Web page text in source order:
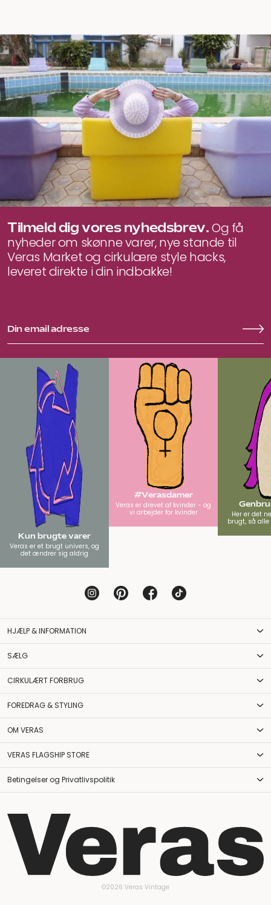
Tilmeld dig vores nyhedsbrev.Og få
nyheder om skønne varer, nye stande til
Veras Market og cirkulære style hacks,
leveret direkte i din indbakke!
Kun brugte varer
Veras er et brugt univers, og
det ændrer sig aldrig
#Verasdamer
Veras er drevet af kvinder - og
vi arbejder for kvinder
Her er det
brugt, så
HJÆLP & INFORMATION
SÆLG
CIRKULÆRT FORBRUG
FOREDRAG & STYLING
OM VERAS
VERAS FLAGSHIP STORE
Betingelser og Privatlivspolitik
©2026 Veras Vintage